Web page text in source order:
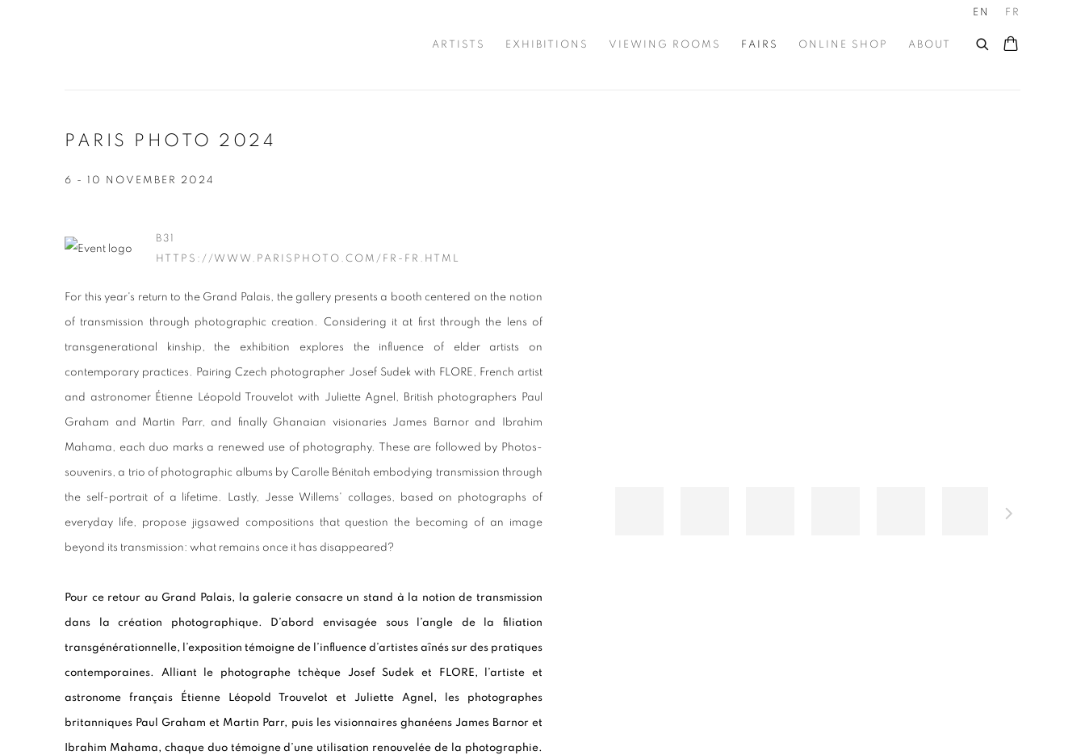
ARTISTS EXHIBITIONS VIEWING ROOMS FAIRS ONLINE SHOP ABOUT
EN FR
PARIS PHOTO 2024
6 - 10 NOVEMBER 2024
B31
HTTPS://WWW.PARISPHOTO.COM/FR-FR.HTML
For this year's return to the Grand Palais, the gallery presents a booth centered on the notion
of transmission through photographic creation. Considering it at first through the lens of
transgenerational kinship, the exhibition explores the influence of elder artists on
contemporary practices. Pairing Czech photographer Josef Sudek with FLORE, French artist
and astronomer Étienne Léopold Trouvelot with Juliette Agnel, British photographers Paul
Graham and Martin Parr, and finally Ghanaian visionaries James Barnor and Ibrahim
Mahama, each duo marks a renewed use of photography. These are followed by Photos-
souvenirs, a trio of photographic albums by Carolle Bénitah embodying transmission through
the self-portrait of a lifetime. Lastly, Jesse Willems' collages, based on photographs of
everyday life, propose jigsawed compositions that question the becoming of an image
beyond its transmission: what remains once it has disappeared?
Pour ce retour au Grand Palais, la galerie consacre un stand à la notion de transmission
dans la création photographique. D’abord envisagée sous l’angle de la filiation
transgénérationnelle, l’exposition témoigne de l’influence d’artistes aînés sur des pratiques
contemporaines. Alliant le photographe tchèque Josef Sudek et FLORE, l’artiste et
astronome français Étienne Léopold Trouvelot et Juliette Agnel, les photographes
britanniques Paul Graham et Martin Parr, puis les visionnaires ghanéens James Barnor et
Ibrahim Mahama, chaque duo témoigne d’une utilisation renouvelée de la photographie.